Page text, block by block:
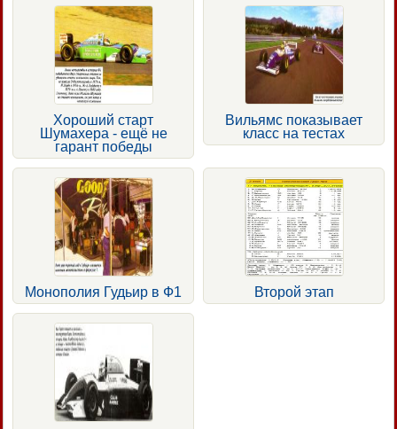
Хороший старт
Шумахера - ещё не
гарант победы
Вильямс показывает
класс на тестах
Монополия Гудьир в Ф1 Второй этап